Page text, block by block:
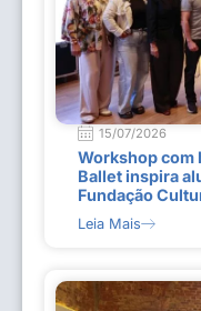
15/07/2026
Workshop com
Ballet inspira
Fundação
Leia Mais